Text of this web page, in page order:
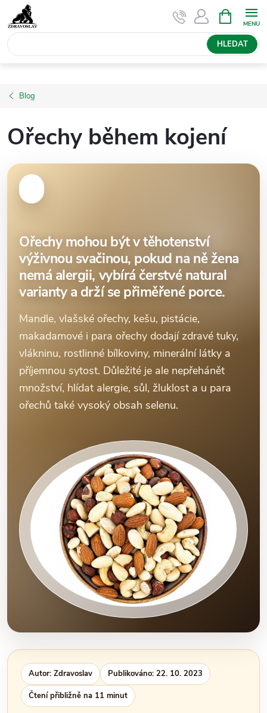
na
obsah
HLEDAT
NÁKUPNÍ
KOŠÍK
Blog
Ořechy během kojení
Ořechy mohou být v těhotenství
výživnou svačinou, pokud na ně žena
nemá alergii, vybírá čerstvé natural
varianty a drží se přiměřené porce.
Mandle, vlašské ořechy, kešu, pistácie,
makadamové i para ořechy dodají zdravé tuky,
vlákninu, rostlinné bílkoviny, minerální látky a
příjemnou sytost. Důležité je ale nepřehánět
množství, hlídat alergie, sůl, žluklost a u para
ořechů také vysoký obsah selenu.
Autor: Zdravoslav Publikováno: 22. 10. 2023
Čtení přibližně na 11 minut